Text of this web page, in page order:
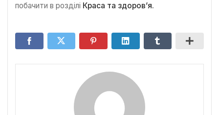
побачити в розділі Краса та здоров’я.